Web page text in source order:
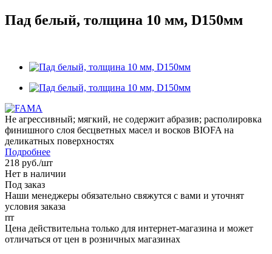
Пад белый, толщина 10 мм, D150мм
Не агрессивный; мягкий, не содержит абразив; располировка
финишного слоя бесцветных масел и восков BIOFA на
деликатных поверхностях
Подробнее
218 руб./шт
Нет в наличии
Под заказ
Наши менеджеры обязательно свяжутся с вами и уточнят
условия заказа
rrr
Цена действительна только для интернет-магазина и может
отличаться от цен в розничных магазинах